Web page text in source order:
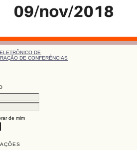
DE
DE CONFERÊNCIAS
de mim